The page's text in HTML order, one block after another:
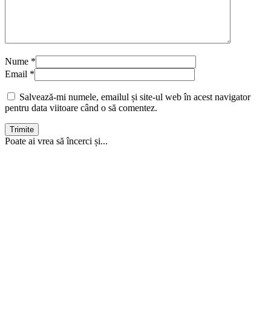
Nume *
Email *
Salvează-mi numele, emailul și site-ul web în acest navigator
pentru data viitoare când o să comentez.
Trimite
Poate ai vrea să încerci și...